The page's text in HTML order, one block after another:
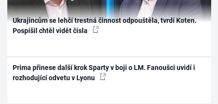
Ukrajincům se lehčí trestná činnost odpouštěla, tvrdí Koten.
Pospíšil chtěl vidět čísla
Prima přinese další krok Sparty v boji o LM. Fanoušci uvidí i
rozhodující odvetu v Lyonu